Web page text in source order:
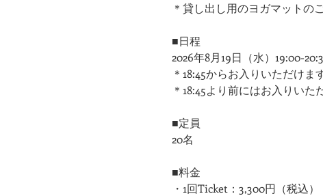
＊貸し出し用のヨガマットの
■日程
2026年8月19日（水）19:00-
＊18:45からお入りいただけま
＊18:45より前にはお入りいた
■定員
20名
■料金
・1回Ticket：3,300円（税込）